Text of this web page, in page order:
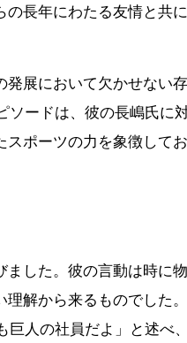
の長年にわたる友情と共に
発展において欠かせない存
ソードは、彼の長嶋氏に
スポーツの力を象徴してお
ました。彼の言動は時に物
解から来るものでした。
人の社員だよ」と述べ、